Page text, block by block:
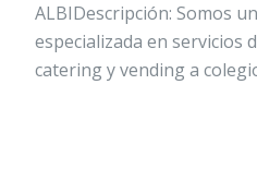
ALBIDescripción: Somos
especializada en servicios
catering y vending a